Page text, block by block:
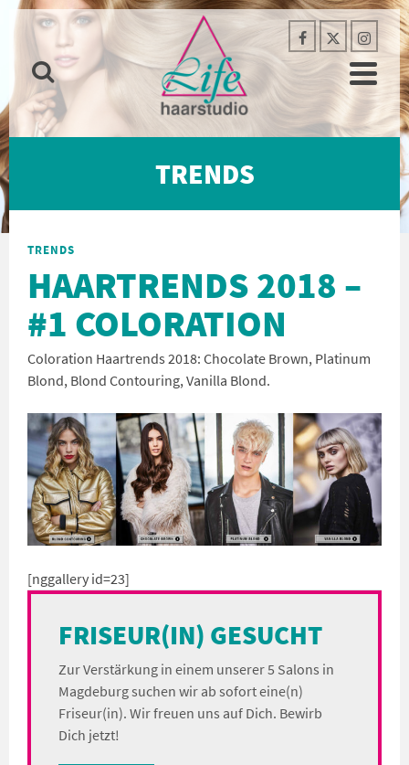
TRENDS
TRENDS
HAARTRENDS 2018 –
#1 COLORATION
Coloration Haartrends 2018: Chocolate Brown, Platinum
Blond, Blond Contouring, Vanilla Blond.
[nggallery id=23]
FRISEUR(IN) GESUCHT
Zur Verstärkung in einem unserer 5 Salons in
Magdeburg suchen wir ab sofort eine(n)
Friseur(in). Wir freuen uns auf Dich. Bewirb
Dich jetzt!